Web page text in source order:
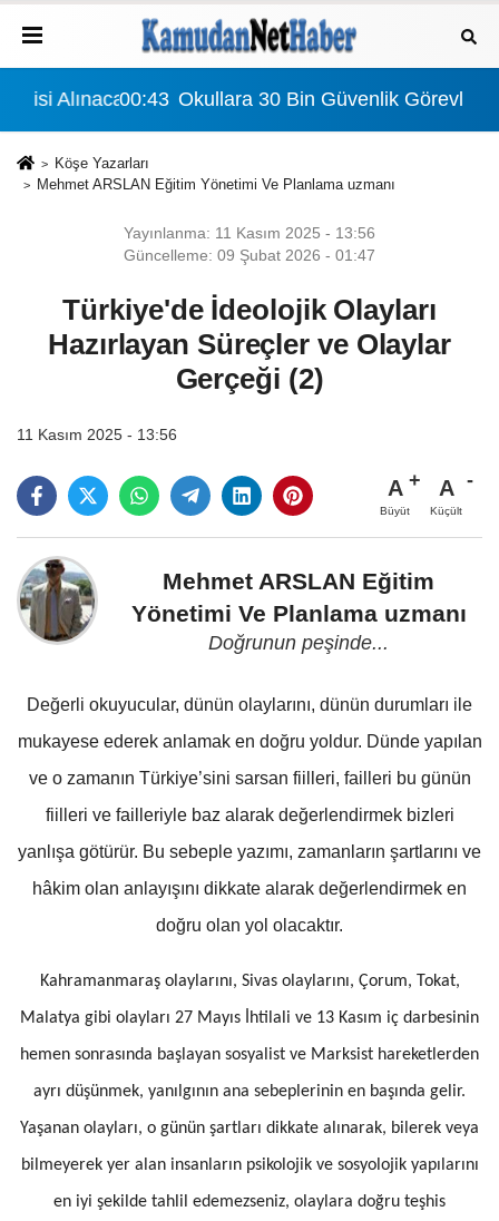
Detaylar Ve Başvuru Süreci
00:43 Okullara 30 Bin Güvenlik Görevlisi Alınacak:
Köşe Yazarları
Mehmet ARSLAN Eğitim Yönetimi Ve Planlama uzmanı
Yayınlanma: 11 Kasım 2025 - 13:56
Güncelleme: 09 Şubat 2026 - 01:47
Türkiye'de İdeolojik Olayları
Hazırlayan Süreçler ve Olaylar
Gerçeği (2)
11 Kasım 2025 - 13:56
A
Büyüt
A
Küçült
Mehmet ARSLAN Eğitim
Yönetimi Ve Planlama uzmanı
Doğrunun peşinde...
Değerli okuyucular, dünün olaylarını, dünün durumları ile
mukayese ederek anlamak en doğru yoldur. Dünde yapılan
ve o zamanın Türkiye’sini sarsan fiilleri, failleri bu günün
fiilleri ve failleriyle baz alarak değerlendirmek bizleri
yanlışa götürür. Bu sebeple yazımı, zamanların şartlarını ve
hâkim olan anlayışını dikkate alarak değerlendirmek en
doğru olan yol olacaktır.
Kahramanmaraş olaylarını, Sivas olaylarını, Çorum, Tokat,
Malatya gibi olayları 27 Mayıs İhtilali ve 13 Kasım iç darbesinin
hemen sonrasında başlayan sosyalist ve Marksist hareketlerden
ayrı düşünmek, yanılgının ana sebeplerinin en başında gelir.
Yaşanan olayları, o günün şartları dikkate alınarak, bilerek veya
bilmeyerek yer alan insanların psikolojik ve sosyolojik yapılarını
en iyi şekilde tahlil edemezseniz, olaylara doğru teşhis